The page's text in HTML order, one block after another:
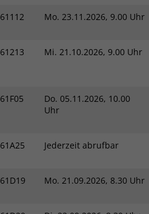
Mo. 23.11.2026, 9.00 Uhr
Mi. 21.10.2026, 9.00 Uhr
Do. 05.11.2026, 10.00
Uhr
Jederzeit abrufbar
Mo. 21.09.2026, 8.30 Uhr